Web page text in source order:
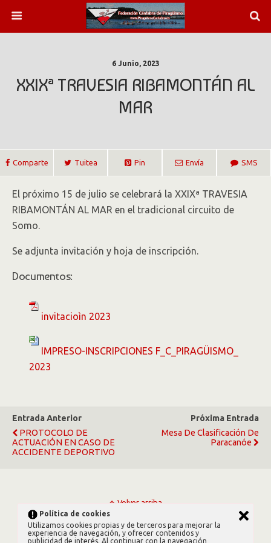
Política de cookies
Utilizamos cookies propias y de terceros para mejorar la
experiencia de navegación, y ofrecer contenidos y
publicidad de interés. Al continuar con la navegación
6 Junio, 2023
XXIXª TRAVESIA RIBAMONTÁN AL
MAR
Comparte Tuitea Pin Envía SMS
El próximo 15 de julio se celebrará la XXIXª TRAVESIA
RIBAMONTÁN AL MAR en el tradicional circuito de
Somo.
Se adjunta invitación y hoja de inscripción.
Documentos:
invitacioìn 2023
IMPRESO-INSCRIPCIONES F_C_PIRAGÜISMO_
2023
Entrada Anterior
PROTOCOLO DE
ACTUACIÓN EN CASO DE
ACCIDENTE DEPORTIVO
Próxima Entrada
Mesa De Clasificación De
Paracanóe
Volver arriba
Móvil Escritorio